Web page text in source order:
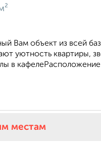
Вам объект из всей
уютность квартиры,
в
местам